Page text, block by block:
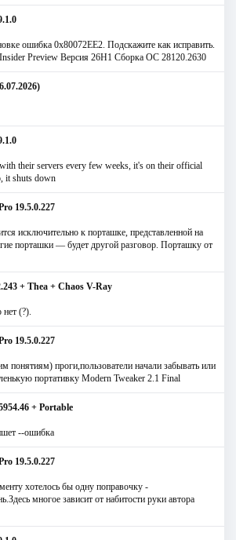
ошибка 0х80072EE2. Подскажите как исправить.
Preview Версия 26H1 Сборка ОС 28120.2630
their servers every few weeks, it's on their official
it shuts down
19.5.0.227
исключительно к порташке, представленной на
порташки — будет другой разговор. Порташку от
+ Thea + Chaos V-Ray
(?).
19.5.0.227
понятиям) проги,пользователи начали забывать или
портативку Modern Tweaker 2.1 Final
+ Portable
--ошибка
19.5.0.227
хотелось бы одну поправочку -
многое зависит от набитости руки автора